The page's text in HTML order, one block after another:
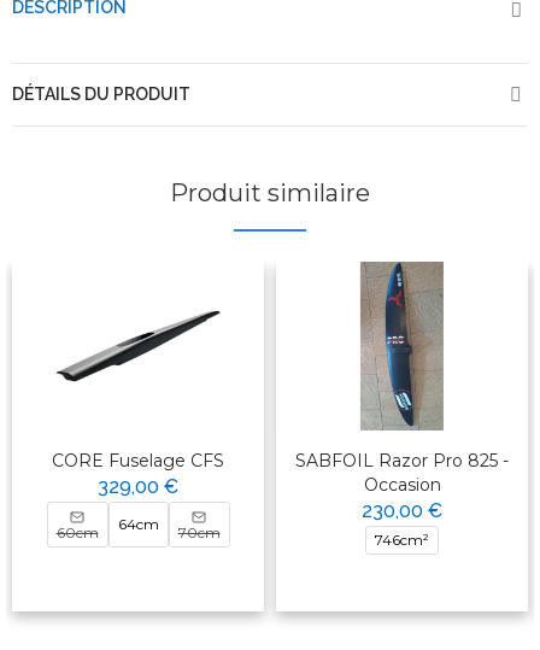
DESCRIPTION
DÉTAILS DU PRODUIT
Produit similaire
CORE Fuselage CFS
329,00 €
60cm 64cm 70cm
SABFOIL Razor Pro 825 -
Occasion
230,00 €
746cm²